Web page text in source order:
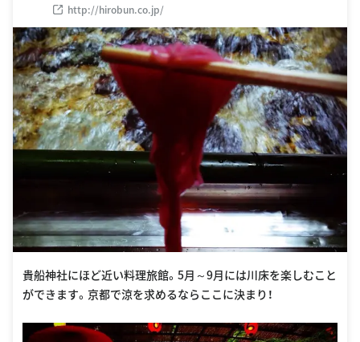
http://hirobun.co.jp/
貴船神社にほど近い料理旅館。5月～9月には川床を楽しむこと
ができます。京都で涼を求めるならここに決まり！